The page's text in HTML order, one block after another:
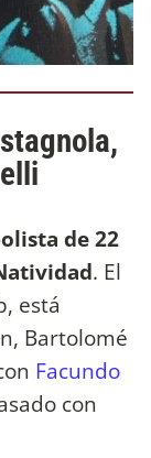
de 22
. El
está
Bartolomé
Facundo
con